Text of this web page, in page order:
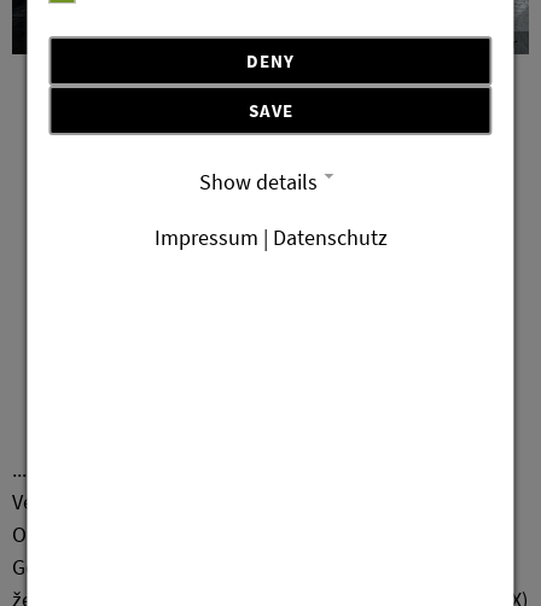
© Paul Glaser
... pomáhá s tím služba ZVON (Zweckverband
Verkehrsverbund Oberlausitz Niederschlesien).
Oblast ZVON leží mezi městy Bischofswerda, Zittau,
Görlitz a Weißwasser a je obsluhována vlaky
železničních společností Die Länderbahn GmbH (TRILEX)
DENY
SAVE
Show details
Impressum | Datenschutz